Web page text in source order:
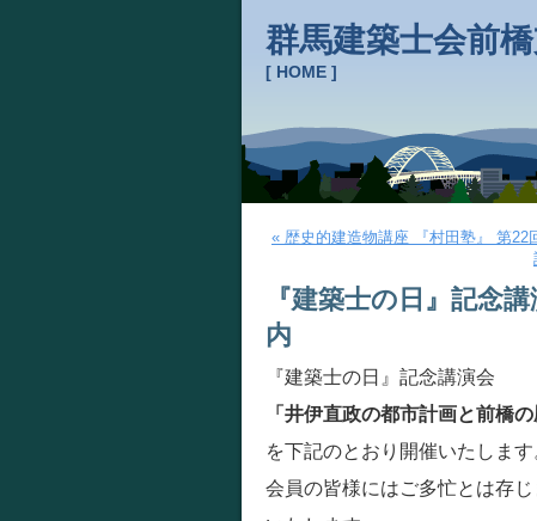
群馬建築士会前
[ HOME ]
« 歴史的建造物講座 『村田塾』 第
『建築士の日』記念
内
『建築士の日』記念講演会
「井伊直政の都市計画と前橋の
を下記のとおり開催いたします
会員の皆様にはご多忙とは存